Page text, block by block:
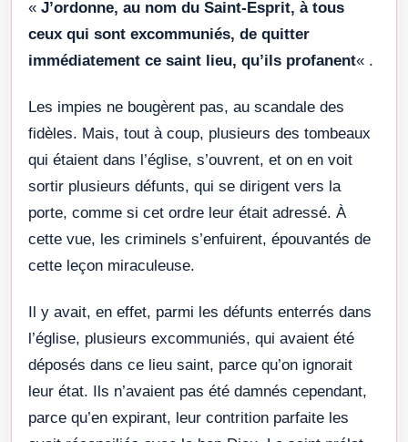
« J’ordonne, au nom du Saint-Esprit, à tous
ceux qui sont excommuniés, de quitter
immédiatement ce saint lieu, qu’ils profanent« .
Les impies ne bougèrent pas, au scandale des
fidèles. Mais, tout à coup, plusieurs des tombeaux
qui étaient dans l’église, s’ouvrent, et on en voit
sortir plusieurs défunts, qui se dirigent vers la
porte, comme si cet ordre leur était adressé. À
cette vue, les criminels s’enfuirent, épouvantés de
cette leçon miraculeuse.
Il y avait, en effet, parmi les défunts enterrés dans
l’église, plusieurs excommuniés, qui avaient été
déposés dans ce lieu saint, parce qu’on ignorait
leur état. Ils n’avaient pas été damnés cependant,
parce qu’en expirant, leur contrition parfaite les